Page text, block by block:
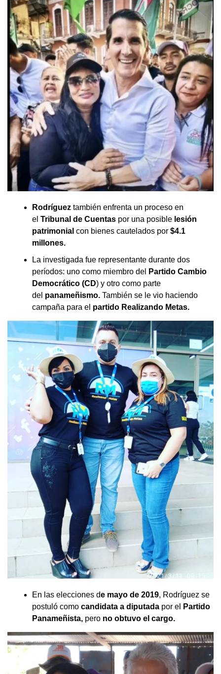
Rodríguez también enfrenta un proceso en
el Tribunal de Cuentas por una posible lesión
patrimonial con bienes cautelados por $4.1
millones.
La investigada fue representante durante dos
períodos: uno como miembro del
Partido Cambio
Democrático (CD) y otro como parte
del panameñismo. También se le vio haciendo
campaña para el partido Realizando Metas.
En las elecciones de mayo de 2019, Rodríguez se
postuló como candidata a diputada por el
Partido
Panameñista, pero no obtuvo el cargo.